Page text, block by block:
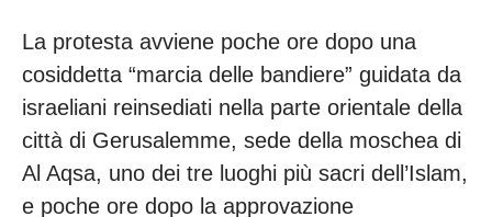
La protesta avviene poche ore dopo una
cosiddetta “marcia delle bandiere” guidata da
israeliani reinsediati nella parte orientale della
città di Gerusalemme, sede della moschea di
Al Aqsa, uno dei tre luoghi più sacri dell’Islam,
e poche ore dopo la approvazione